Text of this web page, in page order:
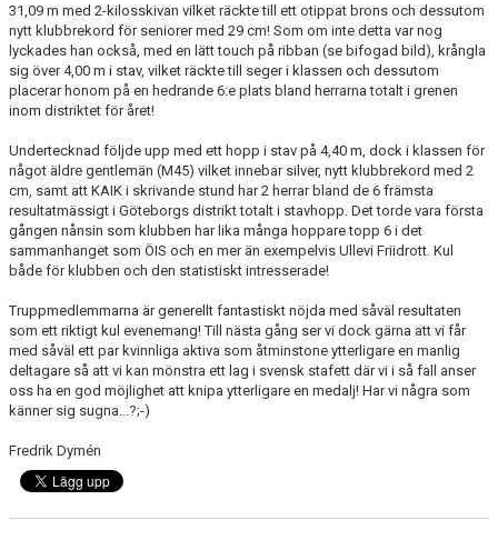
31,09 m med 2-kilosskivan vilket räckte till ett otippat brons och dessutom
nytt klubbrekord för seniorer med 29 cm! Som om inte detta var nog
lyckades han också, med en lätt touch på ribban (se bifogad bild), krångla
sig över 4,00 m i stav, vilket räckte till seger i klassen och dessutom
placerar honom på en hedrande 6:e plats bland herrarna totalt i grenen
inom distriktet för året!
Undertecknad följde upp med ett hopp i stav på 4,40 m, dock i klassen för
något äldre gentlemän (M45) vilket innebar silver, nytt klubbrekord med 2
cm, samt att KAIK i skrivande stund har 2 herrar bland de 6 främsta
resultatmässigt i Göteborgs distrikt totalt i stavhopp. Det torde vara första
gången nånsin som klubben har lika många hoppare topp 6 i det
sammanhanget som ÖIS och en mer än exempelvis Ullevi Friidrott. Kul
både för klubben och den statistiskt intresserade!
Truppmedlemmarna är generellt fantastiskt nöjda med såväl resultaten
som ett riktigt kul evenemang! Till nästa gång ser vi dock gärna att vi får
med såväl ett par kvinnliga aktiva som åtminstone ytterligare en manlig
deltagare så att vi kan mönstra ett lag i svensk stafett där vi i så fall anser
oss ha en god möjlighet att knipa ytterligare en medalj! Har vi några som
känner sig sugna...?;-)
Fredrik Dymén